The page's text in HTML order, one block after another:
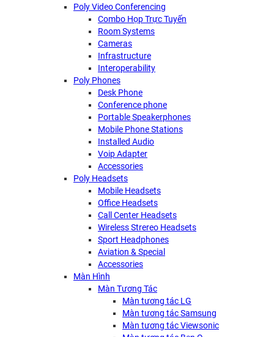
Poly Video Conferencing
Combo Họp Trực Tuyến
Room Systems
Cameras
Infrastructure
Interoperability
Poly Phones
Desk Phone
Conference phone
Portable Speakerphones
Mobile Phone Stations
Installed Audio
Voip Adapter
Accessories
Poly Headsets
Mobile Headsets
Office Headsets
Call Center Headsets
Wireless Strereo Headsets
Sport Headphones
Aviation & Special
Accessories
Màn Hình
Màn Tương Tác
Màn tương tác LG
Màn tương tác Samsung
Màn tương tác Viewsonic